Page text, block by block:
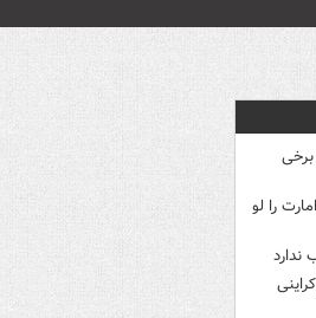
برخی
را لو
ندارد